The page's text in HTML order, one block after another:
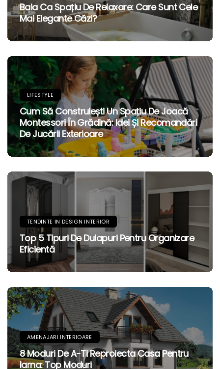
Baia Ca Spațiu De Relaxare: Care Sunt Cele
Mai Elegante Căzi?
LIFESTYLE
Cum Să Construiești Un Spațiu De Joacă
Montessori În Grădină: Idei Și Recomandări
De Jucării Exterioare
TENDINTE IN DESIGN INTERIOR
Top 5 Tipuri De Dulapuri Pentru Organizare
Eficientă
AMENAJARI INTERIOARE
8 Moduri De A-Ti Reproiecta Casa Pentru
Iarna: Top Moduri